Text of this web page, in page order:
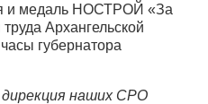
и медаль НОСТРОЙ «За
Архангельской
губернатора
наших СРО